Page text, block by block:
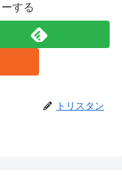
する
トリスタン